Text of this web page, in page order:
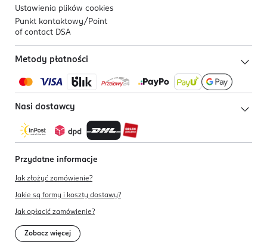
Ustawienia plików cookies
Punkt kontaktowy/ Point
of contact DSA
Metody płatności
Nasi dostawcy
Przydatne informacje
Jak złożyć zamówienie?
Jakie są formy i koszty dostawy?
Jak opłacić zamówienie?
Zobacz więcej